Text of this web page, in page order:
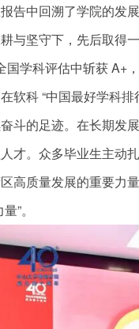
告中回溯了学院的发
与坚守下，先后取得
学科评估中斩获 A+
软科 “中国最好学科
斗的足迹。在长期发
才。众多毕业生主动
高质量发展的重要力
”。